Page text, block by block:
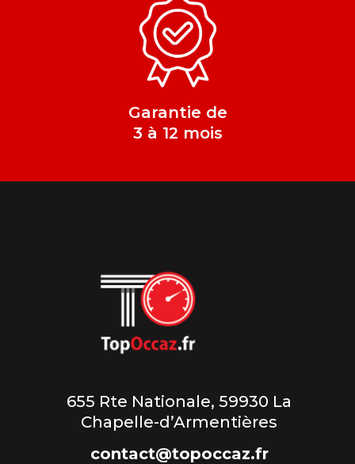
Garantie de
3 à 12 mois
655 Rte Nationale, 59930 La
Chapelle-d’Armentières
contact@topoccaz.fr